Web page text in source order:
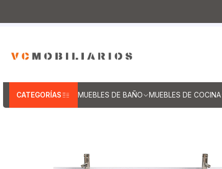
CATEGORÍAS MUEBLES DE BAÑO MUEBLES DE COCINA